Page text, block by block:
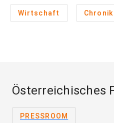
Wirtschaft Chronik
Österreichisches
PRESSROOM